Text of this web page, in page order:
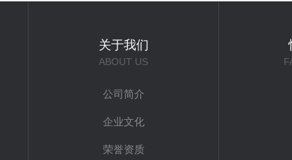
关于我们
ABOUT US
公司简介
企业文化
荣誉资质